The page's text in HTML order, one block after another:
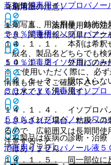
５０％消毒用イソプロパノー
５０％消毒用イソプロパノー
５０％消毒用イソプロパノー
５０Ｖ／Ｖ％消毒用イソプロ
５０％イソプロパノールワコ
消毒用イソプロパノール液５
（適用上の注意）
１４．１． 薬剤使用時の注
１４．１．１． 本剤は希釈
１４．１．２． 外用にのみ
１４．１．３． 眼に入らな
には水でよく洗い流す）。
１４．１．４． イソプロパ
しさらされた場合、粘膜へ
るので、広範囲又は長期間
注意すること。
１４．１．５． 同一部位に
薬剤情報
薬剤写真、用法用量、効能
でき、関連情報へ簡単にアク
一般名、製品名どちらでも検
※ ご使用いただく際に、必
情報も併せてご確認下さい。
※本製品は疾病の診断・治療
ではありません。